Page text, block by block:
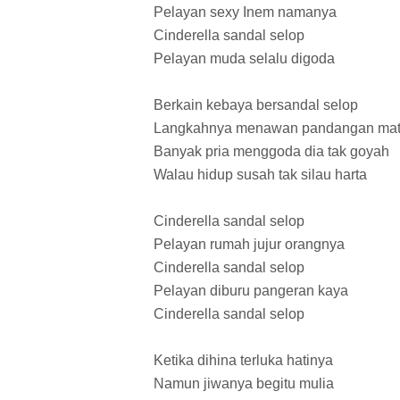
Pelayan sexy Inem namanya
Cinderella sandal selop
Pelayan muda selalu digoda
Berkain kebaya bersandal selop
Langkahnya menawan pandangan
Banyak pria menggoda dia tak goyah
Walau hidup susah tak silau harta
Cinderella sandal selop
Pelayan rumah jujur orangnya
Cinderella sandal selop
Pelayan diburu pangeran kaya
Cinderella sandal selop
Ketika dihina terluka hatinya
Namun jiwanya begitu mulia